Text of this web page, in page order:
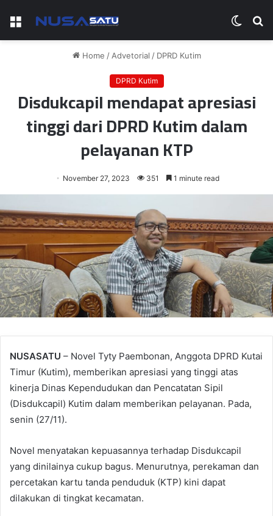
Menu
Switch
skin
Home / Advetorial / DPRD Kutim
DPRD Kutim
Disdukcapil mendapat apresiasi
tinggi dari DPRD Kutim dalam
pelayanan KTP
November 27, 2023 351 1 minute read
NUSASATU – Novel Tyty Paembonan, Anggota DPRD Kutai
Timur (Kutim), memberikan apresiasi yang tinggi atas
kinerja Dinas Kependudukan dan Pencatatan Sipil
(Disdukcapil) Kutim dalam memberikan pelayanan. Pada,
senin (27/11).
Novel menyatakan kepuasannya terhadap Disdukcapil
yang dinilainya cukup bagus. Menurutnya, perekaman dan
percetakan kartu tanda penduduk (KTP) kini dapat
dilakukan di tingkat kecamatan.